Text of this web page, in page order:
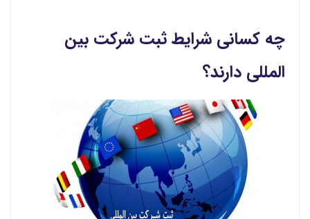
چه کسانی شرایط ثبت شرکت بین
المللی دارند؟